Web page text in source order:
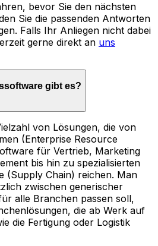
bevor Sie den nächsten
Sie die passenden Antworten
Falls Ihr Anliegen nicht dabei
gerne direkt an uns
gibt es?
von Lösungen, die von
(Enterprise Resource
für Vertrieb, Marketing
bis hin zu spezialisierten
(Supply Chain) reichen. Man
zwischen generischer
alle Branchen passen soll,
die ab Werk auf
die Fertigung oder Logistik